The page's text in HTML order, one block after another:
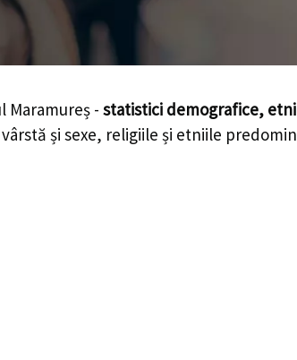
Maramureș - statistici demografice,
și sexe, religiile și etniile